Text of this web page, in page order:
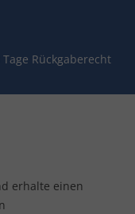
Tage Rückgaberecht
erhalte einen